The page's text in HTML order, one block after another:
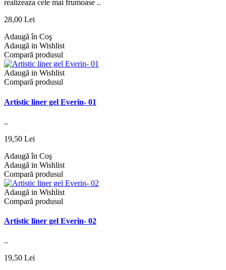
realizeaza cele mai frumoase ..
28,00 Lei
Adaugă în Coş
Adaugă in Wishlist
Compară produsul
Adaugă in Wishlist
Compară produsul
Artistic liner gel Everin- 01
..
19,50 Lei
Adaugă în Coş
Adaugă in Wishlist
Compară produsul
Adaugă in Wishlist
Compară produsul
Artistic liner gel Everin- 02
..
19,50 Lei